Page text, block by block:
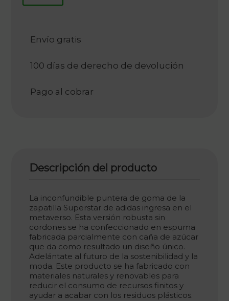
Envío gratis
100 días de derecho de devolución
Pago al cobrar
Descripción del producto
La inconfundible puntera de goma de la
zapatilla Superstar de adidas ingresa en el
metaverso. Esta versión robusta sin
cordones se ha confeccionado en espuma
fabricada parcialmente con caña de azúcar
que da como resultado un diseño único.
Adelántate al futuro de la sostenibilidad y la
moda. Este producto se ha fabricado con
materiales naturales y renovables para
reducir el consumo de recursos finitos y
ayudar a acabar con los residuos plásticos.